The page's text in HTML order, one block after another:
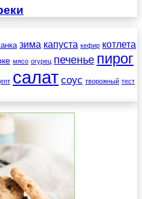
зима капуста кефир котлета
мясо огурец печенье пирог
салат соус творожный тест